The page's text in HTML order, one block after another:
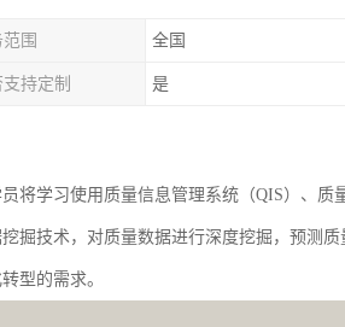
围 全国
支持定制 是
将学习使用质量信息管理系统（QIS）、质
掘技术，对质量数据进行深度挖掘，预测质
型的需求。​